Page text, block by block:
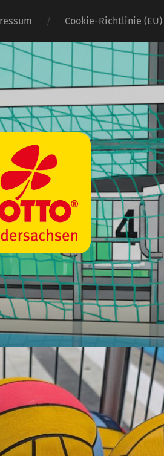
Cookie-Richtlinie (EU)
Wasserball
@
SpVg
Laatzen